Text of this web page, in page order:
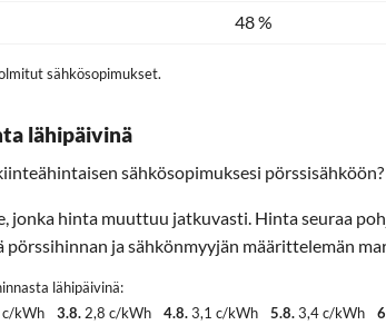
48 %
sähkösopimukset.
lähipäivinä
sähkösopimuksesi
jonka hinta muuttuu jatkuvasti. Hinta seuraa
ja sähkönmyyjän määrittelemän
lähipäivinä:
c/kWh 3.8. 2,8 c/kWh 4.8.3,1 c/kWh 5.8.3,4 c/kWh